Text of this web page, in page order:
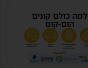
למה כולם קונים
הום-קום